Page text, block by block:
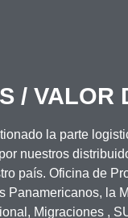
/ VALOR
la parte
nuestros
país. Oficina de
Panamericanos, la
Migraciones ,